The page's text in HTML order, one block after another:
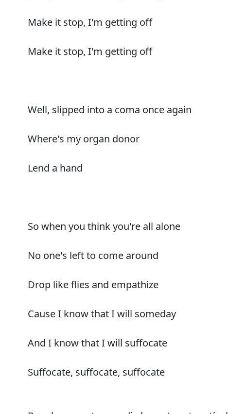
Make it stop, I'm getting off
Make it stop, I'm getting off
Well, slipped into a coma once again
Where's my organ donor
Lend a hand
So when you think you're all alone
No one's left to come around
Drop like flies and empathize
Cause I know that I will someday
And I know that I will suffocate
Suffocate, suffocate, suffocate